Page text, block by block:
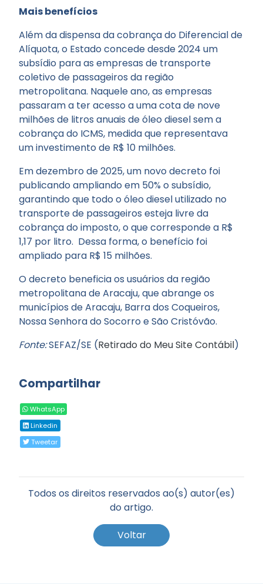
Mais benefícios
Além da dispensa da cobrança do Diferencial de
Alíquota, o Estado concede desde 2024 um
subsídio para as empresas de transporte
coletivo de passageiros da região
metropolitana. Naquele ano, as empresas
passaram a ter acesso a uma cota de nove
milhões de litros anuais de óleo diesel sem a
cobrança do ICMS, medida que representava
um investimento de R$ 10 milhões.
Em dezembro de 2025, um novo decreto foi
publicando ampliando em 50% o subsídio,
garantindo que todo o óleo diesel utilizado no
transporte de passageiros esteja livre da
cobrança do imposto, o que corresponde a R$
1,17 por litro. Dessa forma, o benefício foi
ampliado para R$ 15 milhões.
O decreto beneficia os usuários da região
metropolitana de Aracaju, que abrange os
municípios de Aracaju, Barra dos Coqueiros,
Nossa Senhora do Socorro e São Cristóvão.
Fonte:SEFAZ/SE (Retirado do Meu Site Contábil)
Compartilhar
WhatsApp
Linkedin
Tweetar
Todos os direitos reservados ao(s) autor(es)
do artigo.
Voltar